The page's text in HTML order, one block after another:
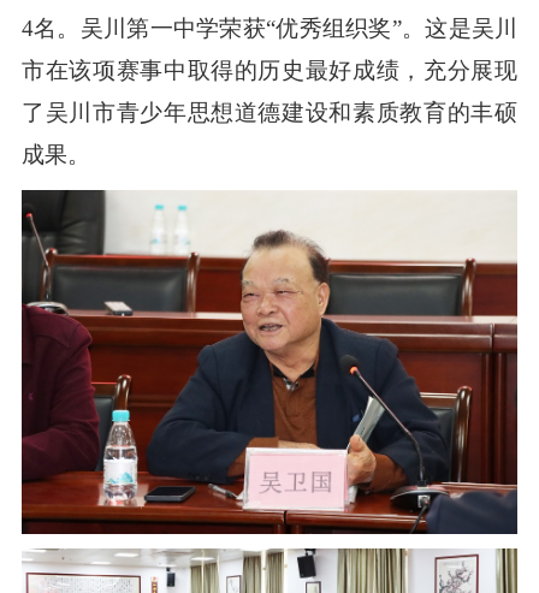
4名。吴川第一中学荣获“优秀组织奖”。这是吴川
市在该项赛事中取得的历史最好成绩，充分展现
了吴川市青少年思想道德建设和素质教育的丰硕
成果。